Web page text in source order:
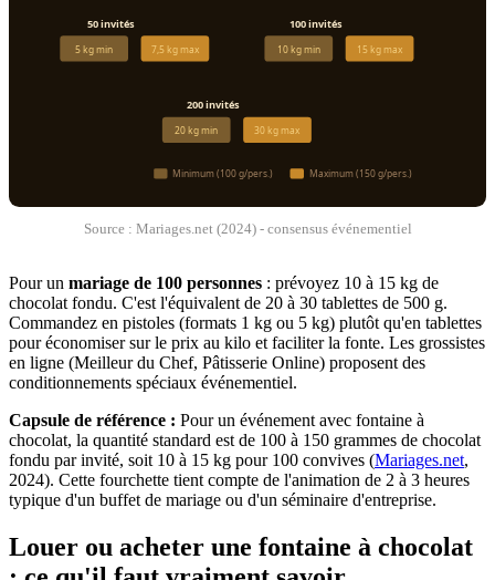
50 invités
5 kg min 7,5 kg max
100 invités
10 kg min 15 kg max
200 invités
20 kg min 30 kg max
Minimum (100 g/pers.) Maximum (150 g/pers.)
Source : Mariages.net (2024) - consensus événementiel
Pour un mariage de 100 personnes : prévoyez 10 à 15 kg de
chocolat fondu. C'est l'équivalent de 20 à 30 tablettes de 500 g.
Commandez en pistoles (formats 1 kg ou 5 kg) plutôt qu'en tablettes
pour économiser sur le prix au kilo et faciliter la fonte. Les grossistes
en ligne (Meilleur du Chef, Pâtisserie Online) proposent des
conditionnements spéciaux événementiel.
Capsule de référence : Pour un événement avec fontaine à
chocolat, la quantité standard est de 100 à 150 grammes de chocolat
fondu par invité, soit 10 à 15 kg pour 100 convives (Mariages.net,
2024). Cette fourchette tient compte de l'animation de 2 à 3 heures
typique d'un buffet de mariage ou d'un séminaire d'entreprise.
Louer ou acheter une fontaine à chocolat